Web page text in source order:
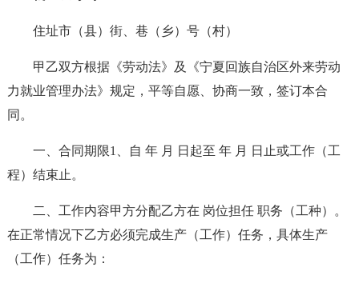
住址市（县）街、巷（乡）号（村）
甲乙双方根据《劳动法》及《宁夏回族自治区外来劳动
力就业管理办法》规定，平等自愿、协商一致，签订本合
同。
一、合同期限1、自 年 月 日起至 年 月 日止或工作（工
程）结束止。
二、工作内容甲方分配乙方在 岗位担任 职务（工种）。
在正常情况下乙方必须完成生产（工作）任务，具体生产
（工作）任务为：